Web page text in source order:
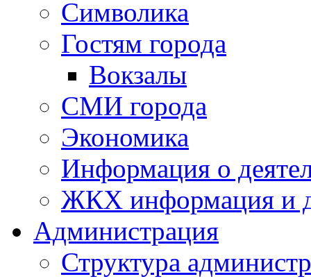
Символика
Гостям города
Вокзалы
СМИ города
Экономика
Информация о
ЖКХ информация и
Администрация
Структура